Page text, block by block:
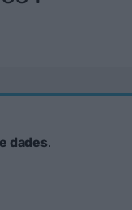
dades.